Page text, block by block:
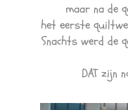
maar na de
het eerste
Snachts werd de
DAT zijn